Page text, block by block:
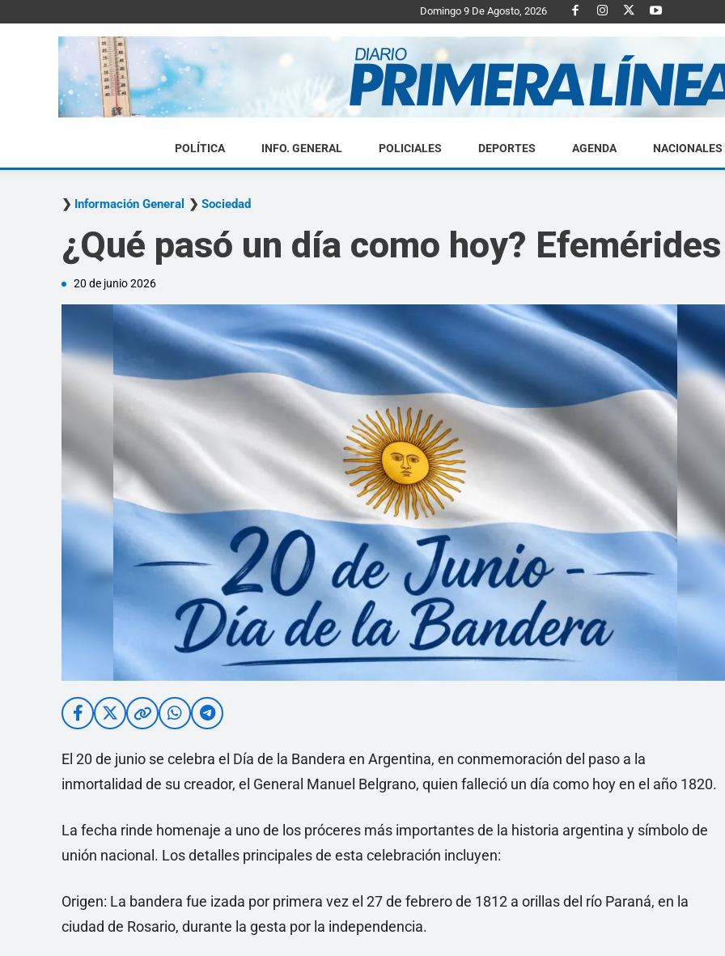
Domingo 9 De Agosto, 2026
Diario
POLÍTICA INFO. GENERAL POLICIALES DEPORTES AGENDA NACIONALES
Información General Sociedad
¿Qué pasó un día como hoy?
20 de junio 2026
El 20 de junio se celebra el Día de la Bandera en Argentina, en conmemoración del paso a la
inmortalidad de su creador, el General Manuel Belgrano, quien falleció un día como hoy en el año 1820.
La fecha rinde homenaje a uno de los próceres más importantes de la historia argentina y símbolo de
unión nacional. Los detalles principales de esta celebración incluyen:
Origen: La bandera fue izada por primera vez el 27 de febrero de 1812 a orillas del río Paraná, en la
ciudad de Rosario, durante la gesta por la independencia.